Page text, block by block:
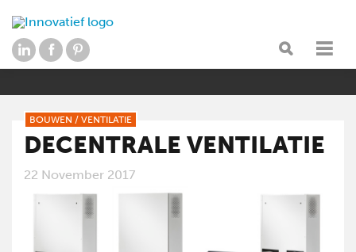
BOUWEN / VENTILATIE
DECENTRALE VENTILATIE
22 November 2017